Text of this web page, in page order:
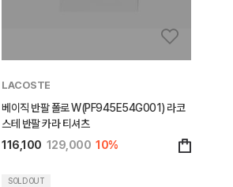
LACOSTE
베이직 반팔 폴로 W(PF945E54G001) 라코
스테 반팔 카라 티셔츠
116,100 129,000 10%
SOLD OUT